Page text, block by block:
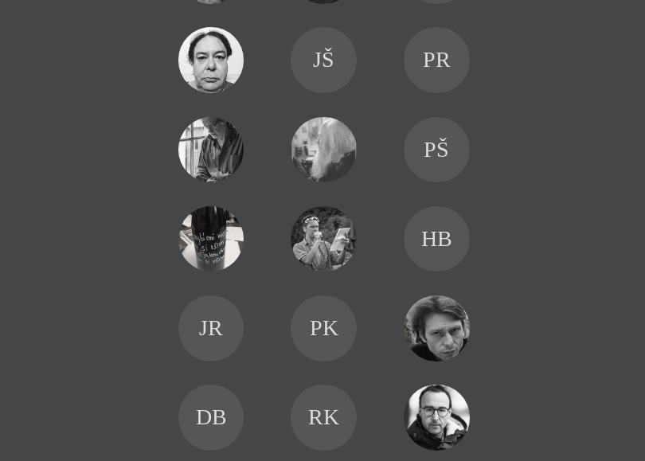
JŠ PR
PŠ
HB
JR PK
DB RK